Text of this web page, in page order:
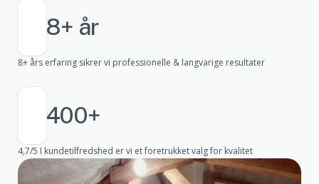
8+ år
8+ års erfaring sikrer vi professionelle & langvarige resultater
400+
4,7/5 I kundetilfredshed er vi et foretrukket valg for kvalitet